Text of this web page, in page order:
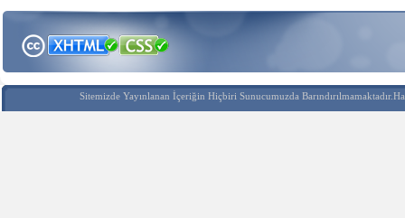
Sitemizde Yayınlanan İçeriğin Hiçbiri Sunucumuzda